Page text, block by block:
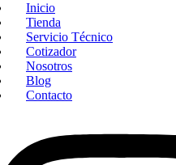
Inicio
Tienda
Servicio Técnico
Cotizador
Nosotros
Blog
Contacto